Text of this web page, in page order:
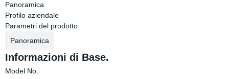
Panoramica
Profilo aziendale
Parametri del prodotto
Panoramica
Informazioni di Base.
Model No.